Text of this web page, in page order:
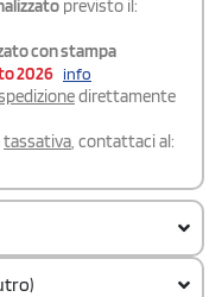
previsto il:
con stampa
2026 info
direttamente
tassativa, contattaci al: